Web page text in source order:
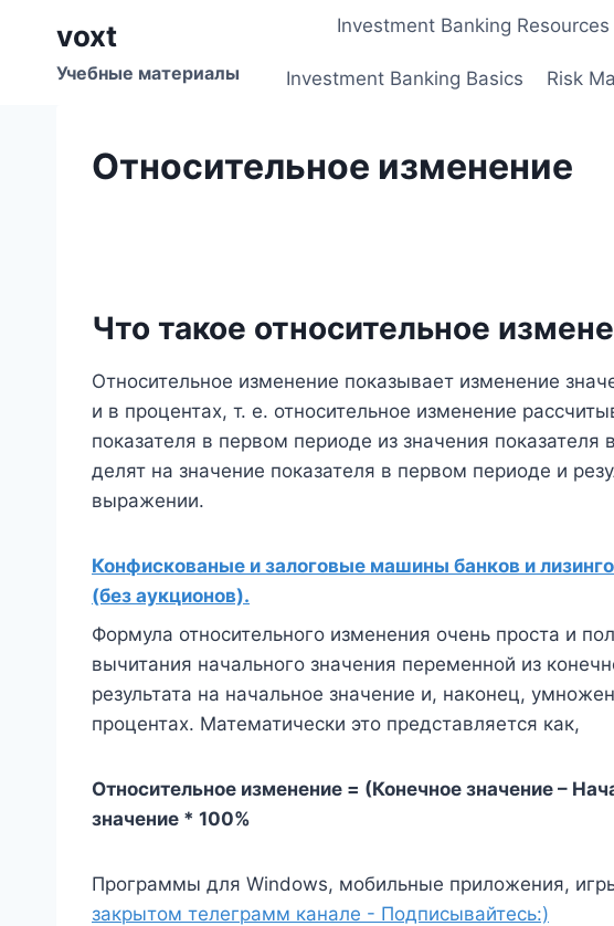
содержимому
voxt
Учебные материалы
Investment Banking Resources
Investment Banking Basics Risk
Относительное изменение
Что такое относительное
Относительное изменение показывает изменение
и в процентах, т. е. относительное изменение
показателя в первом периоде из значения
делят на значение показателя в первом периоде и
выражении.
Конфискованые и залоговые машины банков и
(без аукционов).
Формула относительного изменения очень проста и
вычитания начального значения переменной из
результата на начальное значение и, наконец,
процентах. Математически это представляется как,
Относительное изменение = (Конечное значение –
значение * 100%
Программы для Windows, мобильные приложения,
закрытом телеграмм канале - Подписывайтесь:)